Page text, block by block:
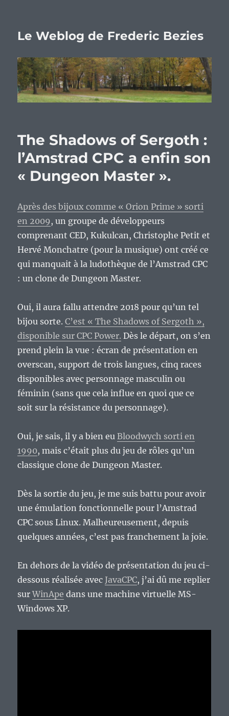
Le Weblog de Frederic Bezies
The Shadows of Sergoth :
l’Amstrad CPC a enfin son
« Dungeon Master ».
Après des bijoux comme « Orion Prime » sorti
en 2009, un groupe de développeurs
comprenant CED, Kukulcan, Christophe Petit et
Hervé Monchatre (pour la musique) ont créé ce
qui manquait à la ludothèque de l’Amstrad CPC
: un clone de Dungeon Master.
Oui, il aura fallu attendre 2018 pour qu’un tel
bijou sorte.C’est « The Shadows of Sergoth »,
disponible sur CPC Power. Dès le départ, on s’en
prend plein la vue : écran de présentation en
overscan, support de trois langues, cinq races
disponibles avec personnage masculin ou
féminin (sans que cela influe en quoi que ce
soit sur la résistance du personnage).
Oui, je sais, il y a bien euBloodwych sorti en
1990, mais c’était plus du jeu de rôles qu’un
classique clone de Dungeon Master.
Dès la sortie du jeu, je me suis battu pour avoir
une émulation fonctionnelle pour l’Amstrad
CPC sous Linux. Malheureusement, depuis
quelques années, c’est pas franchement la joie.
En dehors de la vidéo de présentation du jeu ci-
dessous réalisée avec JavaCPC, j’ai dû me replier
surWinApe dans une machine virtuelle MS-
Windows XP.